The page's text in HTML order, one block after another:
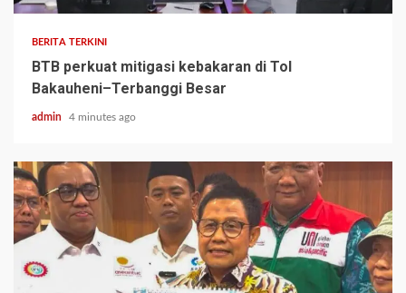
BERITA TERKINI
BTB perkuat mitigasi kebakaran di Tol
Bakauheni–Terbanggi Besar
admin 4 minutes ago